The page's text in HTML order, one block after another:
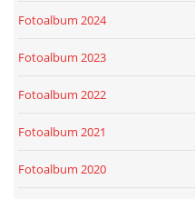
Fotoalbum 2024
Fotoalbum 2023
Fotoalbum 2022
Fotoalbum 2021
Fotoalbum 2020